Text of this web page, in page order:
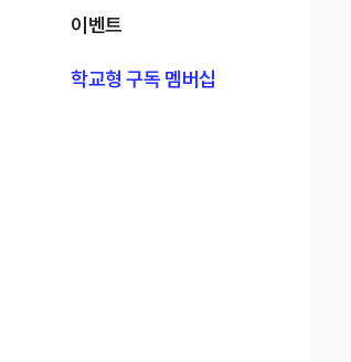
이벤트
학교형 구독 멤버십